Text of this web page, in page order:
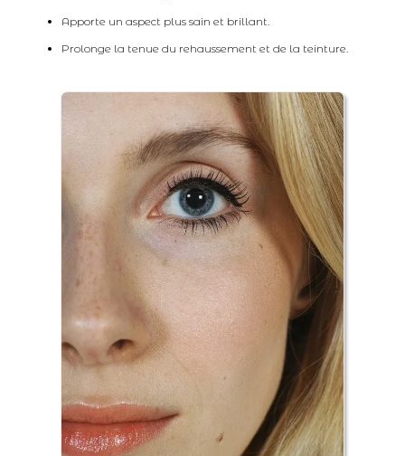
Apporte un aspect plus sain et brillant.
Prolonge la tenue du rehaussement et de la teinture.